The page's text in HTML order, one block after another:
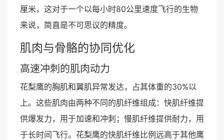
厘米，这对于一个以每小时80公里速度飞行的生物
来说，简直是不可思议的精度。
肌肉与骨骼的协同优化
高速冲刺的肌肉动力
花梨鹰的胸肌和翼肌异常发达，占其体重的30%以
上。这些肌肉由两种不同的肌纤维组成：快肌纤维提
供爆发力，用于加速和冲刺；慢肌纤维提供耐力，用
于长时间飞行。花梨鹰的快肌纤维比例远高于其他鹰